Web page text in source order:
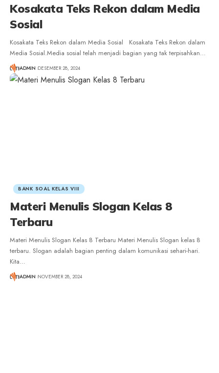
Kosakata Teks Rekon dalam Media
Sosial
Kosakata Teks Rekon dalam Media Sosial Kosakata Teks Rekon dalam
Media Sosial.Media sosial telah menjadi bagian yang tak terpisahkan…
ADMIN DESEMBER 28, 2024
BANK SOAL KELAS VIII
Materi Menulis Slogan Kelas 8
Terbaru
Materi Menulis Slogan Kelas 8 Terbaru Materi Menulis Slogan kelas 8
terbaru. Slogan adalah bagian penting dalam komunikasi sehari-hari.
Kita…
ADMIN NOVEMBER 28, 2024